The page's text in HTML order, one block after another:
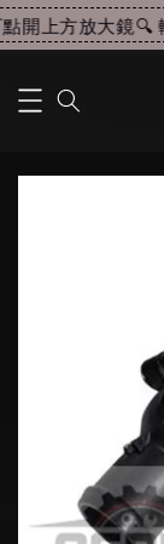
開上方放大鏡🔍